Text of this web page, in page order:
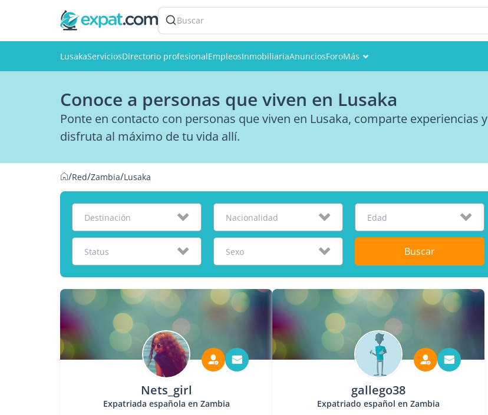
Buscar
LusakaServiciosDirectorio profesionalEmpleosInmobiliariaAnunciosForoMás
Miembros
Conoce a personas que viven en Lusaka
Ponte en contacto con personas que viven en Lusaka, comparte experiencias y
disfruta al máximo de tu vida allí.
/Red/Zambia/Lusaka
Destinación Nacionalidad Edad
Status Sexo Buscar
Nets_girl
Expatriada española en Zambia
gallego38
Expatriado español en Zambia